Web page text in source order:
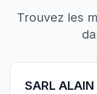
Trouvez les
SARL ALAIN